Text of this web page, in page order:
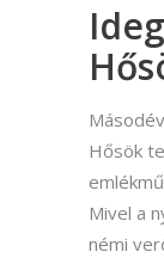
Hősök
Mivel a
némi